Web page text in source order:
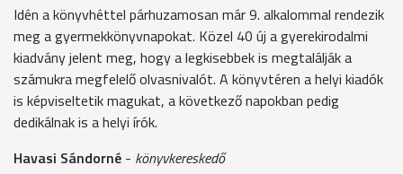
Idén a könyvhéttel párhuzamosan már 9. alkalommal rendezik
meg a gyermekkönyvnapokat. Közel 40 új a gyerekirodalmi
kiadvány jelent meg, hogy a legkisebbek is megtalálják a
számukra megfelelő olvasnivalót. A könyvtéren a helyi kiadók
is képviseltetik magukat, a következő napokban pedig
dedikálnak is a helyi írók.
Havasi Sándorné - könyvkereskedő